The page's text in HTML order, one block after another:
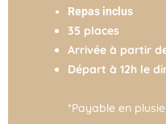
Repas inclus
35 places
Arrivée à partir
Départ à 12h le
*Payable en